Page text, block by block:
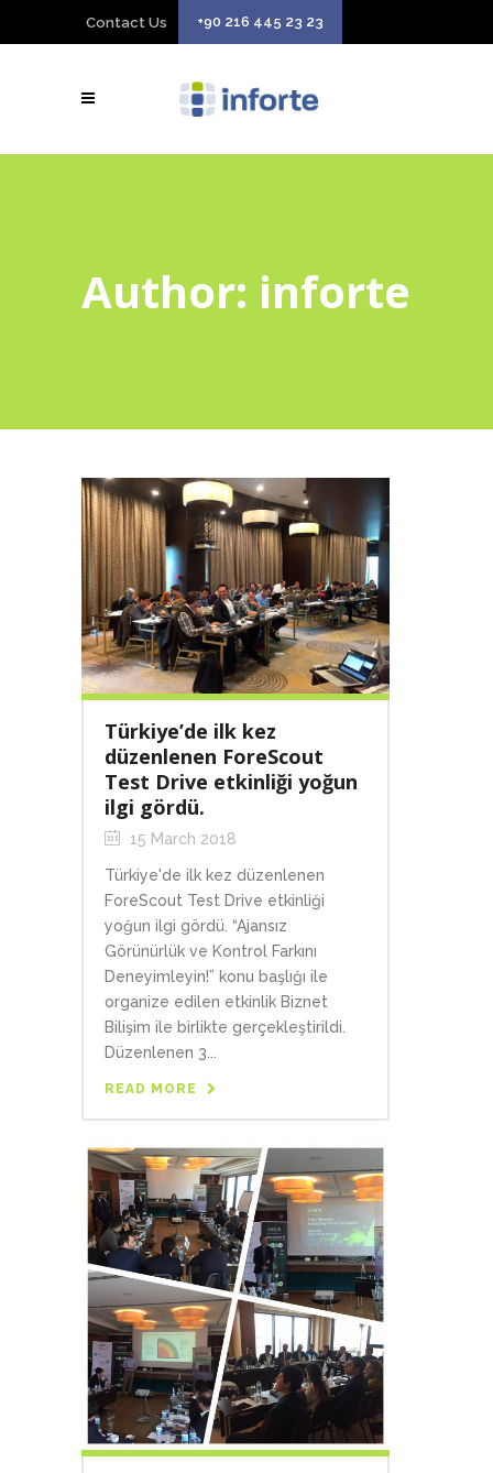
Contact Us +90 216 445 23 23
Author: inforte
Türkiye’de ilk kez
düzenlenen ForeScout
Test Drive etkinliği yoğun
ilgi gördü.
15 March 2018
Türkiye'de ilk kez düzenlenen
ForeScout Test Drive etkinliği
yoğun ilgi gördü. “Ajansız
Görünürlük ve Kontrol Farkını
Deneyimleyin!” konu başlığı ile
organize edilen etkinlik Biznet
Bilişim ile birlikte gerçekleştirildi.
Düzenlenen 3...
READ MORE